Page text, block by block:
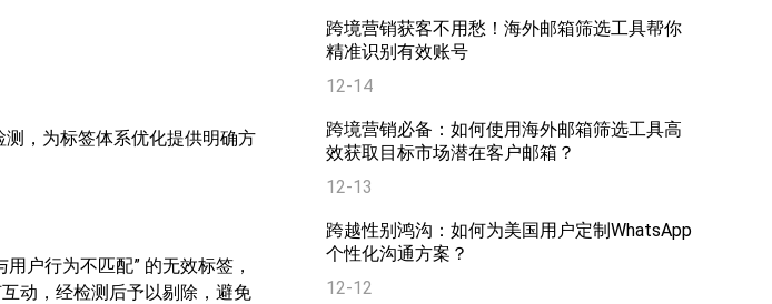
测，为标签体系优化提供明确方
户行为不匹配” 的无效标签，
动，经检测后予以剔除，避免
跨境营销获客不用愁！海外邮箱筛选工具帮你
精准识别有效账号
12-14
跨境营销必备：如何使用海外邮箱筛选工具高
效获取目标市场潜在客户邮箱？
12-13
跨越性别鸿沟：如何为美国用户定制WhatsApp
个性化沟通方案？
12-12